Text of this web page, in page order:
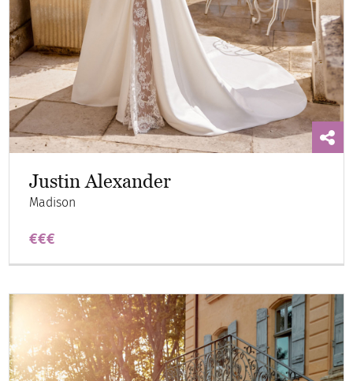
Justin Alexander
Madison
€€€